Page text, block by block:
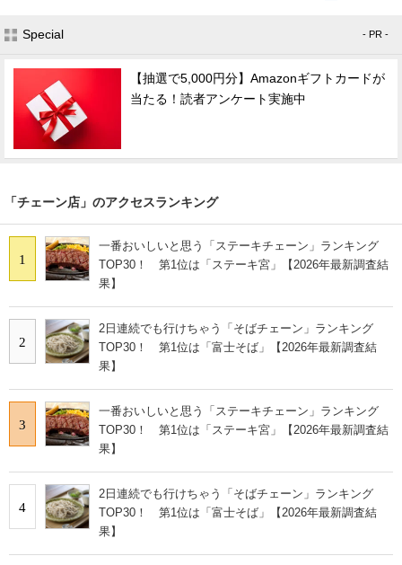
Special - PR -
【抽選で5,000円分】Amazonギフトカードが
当たる！読者アンケート実施中
「チェーン店」のアクセスランキング
1
一番おいしいと思う「ステーキチェーン」ランキング
TOP30！ 第1位は「ステーキ宮」【2026年最新調査結
果】
2
2日連続でも行けちゃう「そばチェーン」ランキング
TOP30！ 第1位は「富士そば」【2026年最新調査結
果】
3
一番おいしいと思う「ステーキチェーン」ランキング
TOP30！ 第1位は「ステーキ宮」【2026年最新調査結
果】
4
2日連続でも行けちゃう「そばチェーン」ランキング
TOP30！ 第1位は「富士そば」【2026年最新調査結
果】